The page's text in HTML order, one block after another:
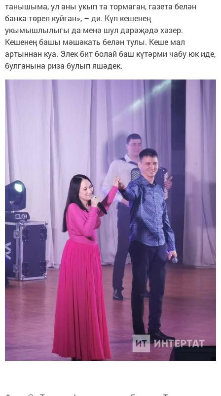
танышыма, ул аны укып та тормаган, газета белән
банка төреп куйган», – ди. Күп кешенең
укымышлылыгы да менә шул дәрәҗәдә хәзер.
Кешенең башы мәшәкать белән тулы. Кеше мал
артыннан куа. Элек бит болай баш күтәрми чабу юк иде,
булганына риза булып яшәдек.